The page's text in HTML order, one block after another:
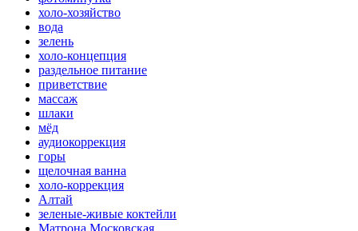
холо-хозяйство
вода
зелень
холо-концепция
раздельное питание
приветствие
массаж
шлаки
мёд
аудиокоррекция
горы
щелочная ванна
холо-коррекция
Алтай
зеленые-живые коктейли
Матрона Московская